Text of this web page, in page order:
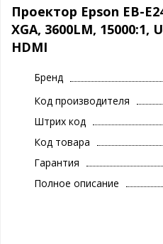
Проектор Epson EB-
XGA, 3600LM, 15000:1,
HDMI
Бренд
Код производителя
Штрих код
Код товара
Гарантия
Полное описание